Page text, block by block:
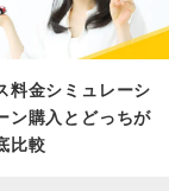
料金シミュレーシ
ン購入とどっちが
比較